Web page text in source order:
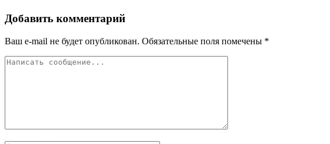
Добавить комментарий
Ваш e-mail не будет опубликован. Обязательные поля помечены *